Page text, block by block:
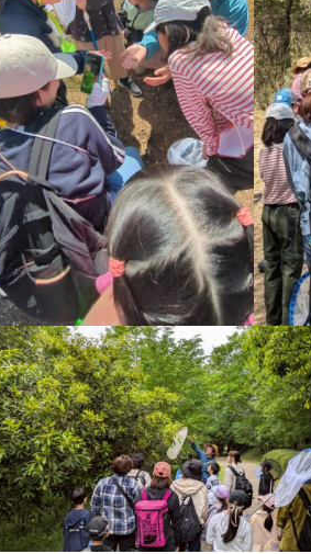
ホーム イベント 施設紹介 自然
アクセス 公園の利用につい
よくあるご
プラ